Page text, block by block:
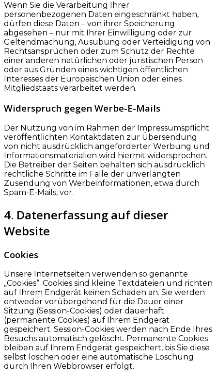
Wenn Sie die Verarbeitung Ihrer
personenbezogenen Daten eingeschränkt haben,
dürfen diese Daten – von ihrer Speicherung
abgesehen – nur mit Ihrer Einwilligung oder zur
Geltendmachung, Ausübung oder Verteidigung von
Rechtsansprüchen oder zum Schutz der Rechte
einer anderen natürlichen oder juristischen Person
oder aus Gründen eines wichtigen öffentlichen
Interesses der Europäischen Union oder eines
Mitgliedstaats verarbeitet werden.
Widerspruch gegen Werbe-E-Mails
Der Nutzung von im Rahmen der Impressumspflicht
veröffentlichten Kontaktdaten zur Übersendung
von nicht ausdrücklich angeforderter Werbung und
Informationsmaterialien wird hiermit widersprochen.
Die Betreiber der Seiten behalten sich ausdrücklich
rechtliche Schritte im Falle der unverlangten
Zusendung von Werbeinformationen, etwa durch
Spam-E-Mails, vor.
4. Datenerfassung auf dieser
Website
Cookies
Unsere Internetseiten verwenden so genannte
„Cookies“. Cookies sind kleine Textdateien und richten
auf Ihrem Endgerät keinen Schaden an. Sie werden
entweder vorübergehend für die Dauer einer
Sitzung (Session-Cookies) oder dauerhaft
(permanente Cookies) auf Ihrem Endgerät
gespeichert. Session-Cookies werden nach Ende Ihres
Besuchs automatisch gelöscht. Permanente Cookies
bleiben auf Ihrem Endgerät gespeichert, bis Sie diese
selbst löschen oder eine automatische Löschung
durch Ihren Webbrowser erfolgt.